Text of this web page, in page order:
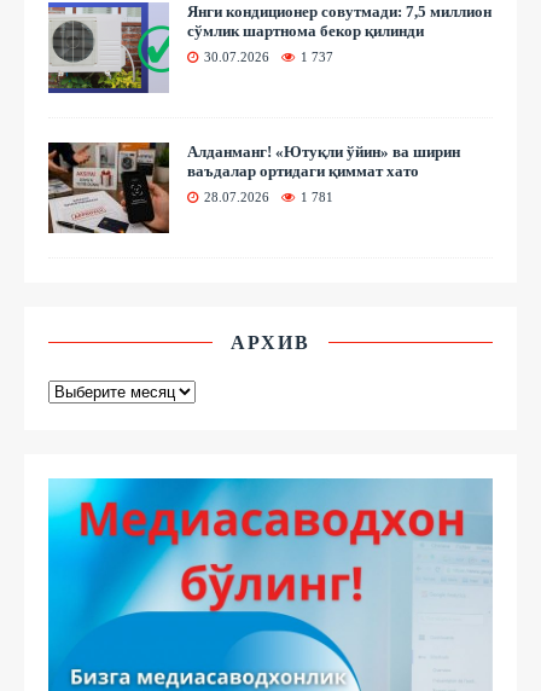
Янги кондиционер совутмади: 7,5 миллион
сўмлик шартнома бекор қилинди
30.07.2026 1 737
Алданманг! «Ютуқли ўйин» ва ширин
ваъдалар ортидаги қиммат хато
28.07.2026 1 781
АРХИВ